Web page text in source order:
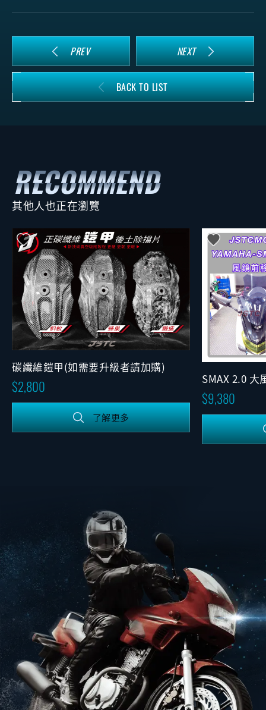
PREV NEXT
BACK TO LIST
其他人也正在瀏覽
碳纖維鎧甲(如需要升級者請加購)
2,800
了解更多
SMAX 2.0
調版)
9,380